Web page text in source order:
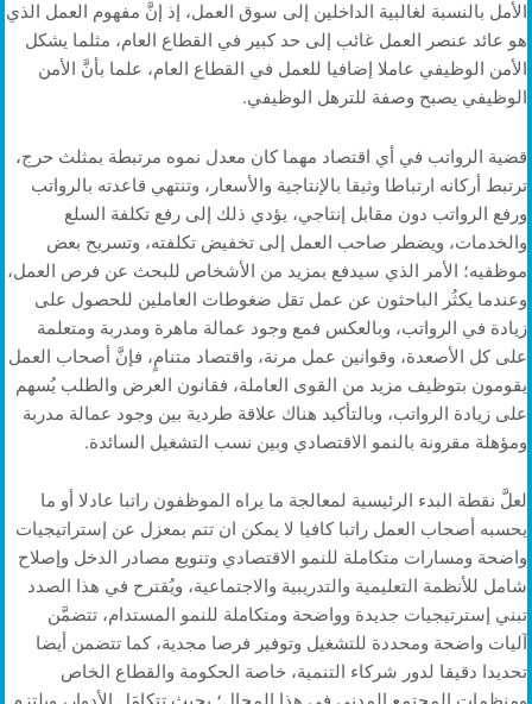
الأمل بالنسبة لغالبية الداخلين إلى سوق العمل، إذ إنَّ مفهوم العمل الذي
هو عائد عنصر العمل غائب إلى حد كبير في القطاع العام، مثلما يشكل
الأمن الوظيفي عاملا إضافيا للعمل في القطاع العام، علما بأنَّ الأمن
الوظيفي يصبح وصفة للترهل الوظيفي.
قضية الرواتب في أي اقتصاد مهما كان معدل نموه مرتبطة بمثلث حرج،
ترتبط أركانه ارتباطا وثيقا بالإنتاجية والأسعار، وتنتهي قاعدته بالرواتب
ورفع الرواتب دون مقابل إنتاجي، يؤدي ذلك إلى رفع تكلفة السلع
والخدمات، ويضطر صاحب العمل إلى تخفيض تكلفته، وتسريح بعض
موظفيه؛ الأمر الذي سيدفع بمزيد من الأشخاص للبحث عن فرص العمل،
وعندما يكثُر الباحثون عن عمل تقل ضغوطات العاملين للحصول على
زيادة في الرواتب، وبالعكس فمع وجود عمالة ماهرة ومدربة ومتعلمة
على كل الأصعدة، وقوانين عمل مرنة، واقتصاد متنامٍ، فإنَّ أصحاب العمل
يقومون بتوظيف مزيد من القوى العاملة، فقانون العرض والطلب يُسهم
على زيادة الرواتب، وبالتأكيد هناك علاقة طردية بين وجود عمالة مدربة
ومؤهلة مقرونة بالنمو الاقتصادي وبين نسب التشغيل السائدة.
لعلَّ نقطة البدء الرئيسية لمعالجة ما يراه الموظفون راتبا عادلا أو ما
يحسبه أصحاب العمل راتبا كافيا لا يمكن ان تتم بمعزل عن إستراتيجيات
واضحة ومسارات متكاملة للنمو الاقتصادي وتنويع مصادر الدخل وإصلاح
شامل للأنظمة التعليمية والتدريبية والاجتماعية، ويُقترح في هذا الصدد
تبني إسترتيجيات جديدة وواضحة ومتكاملة للنمو المستدام، تتضمَّن
آليات واضحة ومحددة للتشغيل وتوفير فرصا مجدية، كما تتضمن أيضا
تحديدا دقيقا لدور شركاء التنمية، خاصة الحكومة والقطاع الخاص